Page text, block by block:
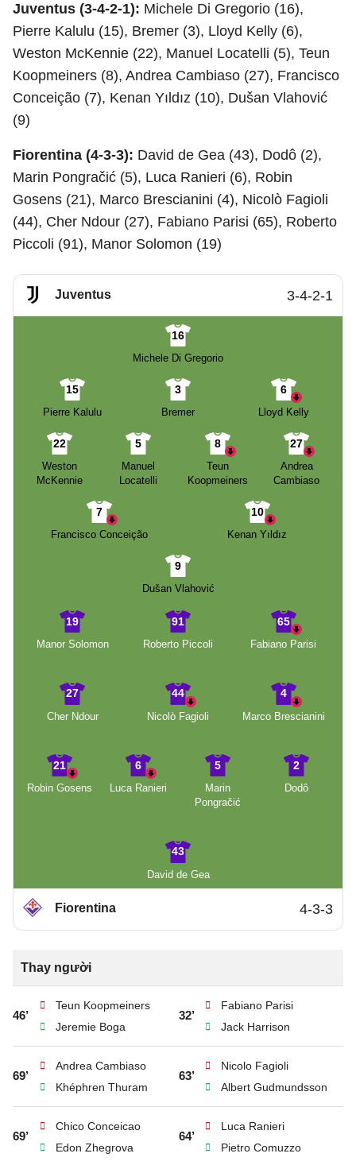
Juventus (3-4-2-1): Michele Di Gregorio (16),
Pierre Kalulu (15), Bremer (3), Lloyd Kelly (6),
Weston McKennie (22), Manuel Locatelli (5), Teun
Koopmeiners (8), Andrea Cambiaso (27), Francisco
Conceição (7), Kenan Yıldız (10), Dušan Vlahović
(9)
Fiorentina (4-3-3): David de Gea (43), Dodô (2),
Marin Pongračić (5), Luca Ranieri (6), Robin
Gosens (21), Marco Brescianini (4), Nicolò Fagioli
(44), Cher Ndour (27), Fabiano Parisi (65), Roberto
Piccoli (91), Manor Solomon (19)
Juventus 3-4-2-1
16
Michele Di Gregorio
15
Pierre Kalulu
3
Bremer
6
Lloyd Kelly
22
Weston
McKennie
5
Manuel
Locatelli
8
Teun
Koopmeiners
27
Andrea
Cambiaso
7
Francisco Conceição
10
Kenan Yıldız
9
Dušan Vlahović
19
Manor Solomon
91
Roberto Piccoli
65
Fabiano Parisi
27
Cher Ndour
44
Nicolò Fagioli
4
Marco Brescianini
21
Robin Gosens
6
Luca Ranieri
5
Marin
Pongračić
2
Dodô
43
David de Gea
Fiorentina 4-3-3
Thay người
46’
Teun Koopmeiners
Jeremie Boga
32’
Fabiano Parisi
Jack Harrison
69’
Andrea Cambiaso
Khéphren Thuram
63’
Nicolo Fagioli
Albert Gudmundsson
69’
Chico Conceicao
Edon Zhegrova
64’
Luca Ranieri
Pietro Comuzzo